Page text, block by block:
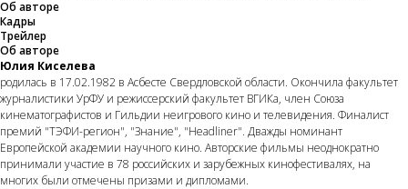
Об авторе
Кадры
Трейлер
Об авторе
Юлия Киселева
родилась в 17.02.1982 в Асбесте Свердловской области. Окончила факультет
журналистики УрФУ и режиссерский факультет ВГИКа, член Союза
кинематографистов и Гильдии неигрового кино и телевидения. Финалист
премий "ТЭФИ-регион", "Знание", "Headliner". Дважды номинант
Европейской академии научного кино. Авторские фильмы неоднократно
принимали участие в 78 российских и зарубежных кинофестивалях, на
многих были отмечены призами и дипломами.